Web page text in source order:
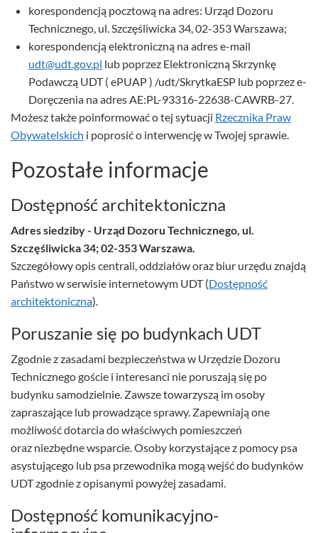
korespondencją pocztową na adres: Urząd Dozoru
Technicznego, ul. Szczęśliwicka 34, 02-353 Warszawa;
korespondencją elektroniczną na adres e-mail
udt@udt.gov.pl lub poprzez Elektroniczną Skrzynkę
Podawczą UDT ( ePUAP ) /udt/SkrytkaESP lub poprzez e-
Doręczenia na adres AE:PL-93316-22638-CAWRB-27.
Możesz także poinformować o tej sytuacji Rzecznika Praw
Obywatelskich i poprosić o interwencję w Twojej sprawie.
Pozostałe informacje
Dostępność architektoniczna
Adres siedziby - Urząd Dozoru Technicznego, ul.
Szczęśliwicka 34; 02-353 Warszawa.
Szczegółowy opis centrali, oddziałów oraz biur urzędu znajdą
Państwo w serwisie internetowym UDT (Dostępność
architektoniczna).
Poruszanie się po budynkach UDT
Zgodnie z zasadami bezpieczeństwa w Urzędzie Dozoru
Technicznego goście i interesanci nie poruszają się po
budynku samodzielnie. Zawsze towarzyszą im osoby
zapraszające lub prowadzące sprawy. Zapewniają one
możliwość dotarcia do właściwych pomieszczeń
oraz niezbędne wsparcie. Osoby korzystające z pomocy psa
asystującego lub psa przewodnika mogą wejść do budynków
UDT zgodnie z opisanymi powyżej zasadami.
Dostępność komunikacyjno-